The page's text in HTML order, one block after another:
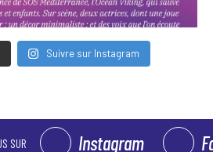
Suivre sur Instagram
Instagram Facebook